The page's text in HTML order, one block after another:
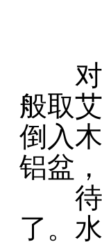
对
般取
倒入
铝盆
待
了。